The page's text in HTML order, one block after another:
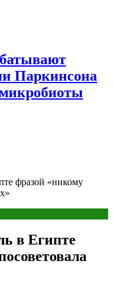
Паркинсона
микробиоты
фразой «никому
в Египте